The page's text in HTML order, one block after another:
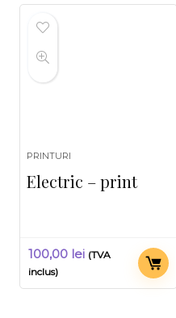
PRINTURI
Electric – print
100,00 lei (TVA
inclus)